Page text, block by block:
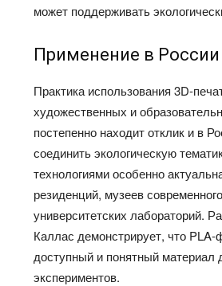
может поддерживать
Применение в
Практика использования 3D-
художественных и
постепенно находит отклик и в
соединить экологическую
технологиями особенно
резиденций, музеев
университетских лабораторий.
Каллас демонстрирует, что
доступный и понятный материал
экспериментов.